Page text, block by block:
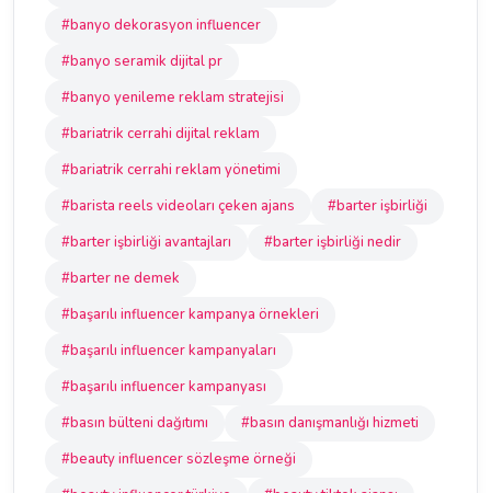
#banyo dekorasyon influencer
#banyo seramik dijital pr
#banyo yenileme reklam stratejisi
#bariatrik cerrahi dijital reklam
#bariatrik cerrahi reklam yönetimi
#barista reels videoları çeken ajans
#barter işbirliği
#barter işbirliği avantajları
#barter işbirliği nedir
#barter ne demek
#başarılı influencer kampanya örnekleri
#başarılı influencer kampanyaları
#başarılı influencer kampanyası
#basın bülteni dağıtımı
#basın danışmanlığı hizmeti
#beauty influencer sözleşme örneği